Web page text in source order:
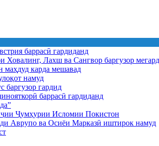
баррасӣ гардиданд
Лахш ва Сангвор баргузор
маҳдуд карда мешавад
намуд
баргузор гардид
баррасӣ гардиданд
Ҷумҳурии Исломии Покистон
Аврупо ва Осиёи Марказӣ иштирок намуд